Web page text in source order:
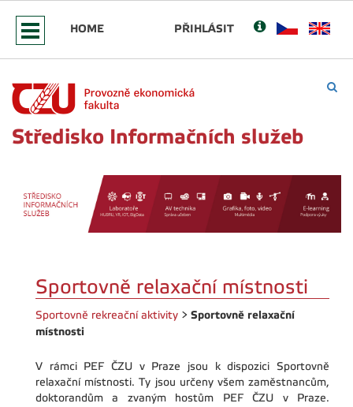
HOME PŘIHLÁSIT
Středisko Informačních služeb
Sportovně relaxační místnosti
Sportovně rekreační aktivity > Sportovně relaxační
místnosti
V rámci PEF ČZU v Praze jsou k dispozici Sportovně
relaxační místnosti. Ty jsou určeny všem zaměstnancům,
doktorandům a zvaným hostům PEF ČZU v Praze.